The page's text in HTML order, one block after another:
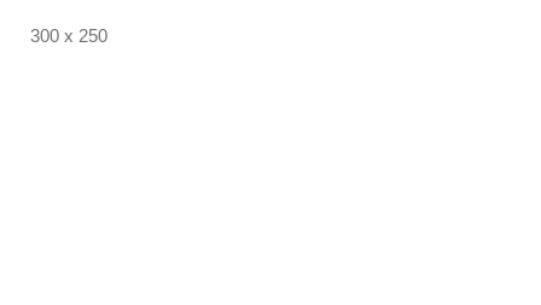
300 x 250